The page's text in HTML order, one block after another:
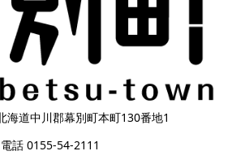
海道中川郡幕別町本町130番地1
電話 0155-54-2111